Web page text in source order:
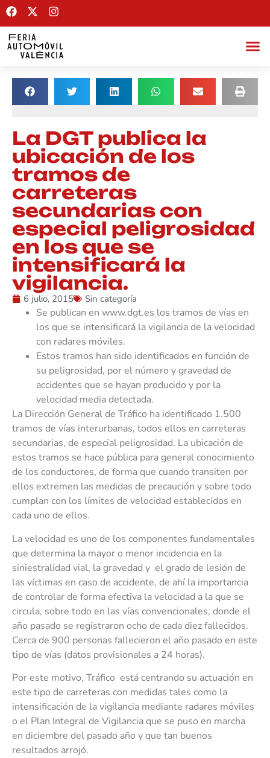
La DGT publica la
ubicación de los
tramos de
carreteras
secundarias con
especial peligrosidad
en los que se
intensificará la
vigilancia.
6 julio, 2015 Sin categoría
Se publican en www.dgt.es los tramos de vías en
los que se intensificará la vigilancia de la velocidad
con radares móviles.
Estos tramos han sido identificados en función de
su peligrosidad, por el número y gravedad de
accidentes que se hayan producido y por la
velocidad media detectada.
La Dirección General de Tráfico ha identificado 1.500
tramos de vías interurbanas, todos ellos en carreteras
secundarias, de especial peligrosidad. La ubicación de
estos tramos se hace pública para general conocimiento
de los conductores, de forma que cuando transiten por
ellos extremen las medidas de precaución y sobre todo
cumplan con los límites de velocidad establecidos en
cada uno de ellos.
La velocidad es uno de los componentes fundamentales
que determina la mayor o menor incidencia en la
siniestralidad vial, la gravedad y el grado de lesión de
las víctimas en caso de accidente, de ahí la importancia
de controlar de forma efectiva la velocidad a la que se
circula, sobre todo en las vías convencionales, donde el
año pasado se registraron ocho de cada diez fallecidos.
Cerca de 900 personas fallecieron el año pasado en este
tipo de vías (datos provisionales a 24 horas).
Por este motivo, Tráfico está centrando su actuación en
este tipo de carreteras con medidas tales como la
intensificación de la vigilancia mediante radares móviles
o el Plan Integral de Vigilancia que se puso en marcha
en diciembre del pasado año y que tan buenos
resultados arrojó.